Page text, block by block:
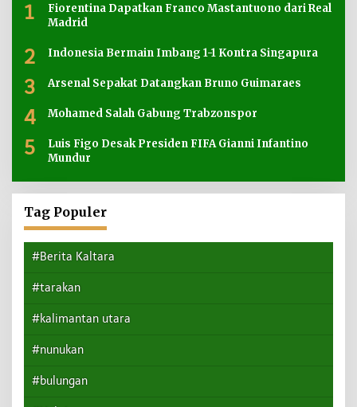
1
Fiorentina Dapatkan Franco Mastantuono dari Real
Madrid
2 Indonesia Bermain Imbang 1-1 Kontra Singapura
3 Arsenal Sepakat Datangkan Bruno Guimaraes
4 Mohamed Salah Gabung Trabzonspor
5
Luis Figo Desak Presiden FIFA Gianni Infantino
Mundur
Tag Populer
#Berita Kaltara
#tarakan
#kalimantan utara
#nunukan
#bulungan